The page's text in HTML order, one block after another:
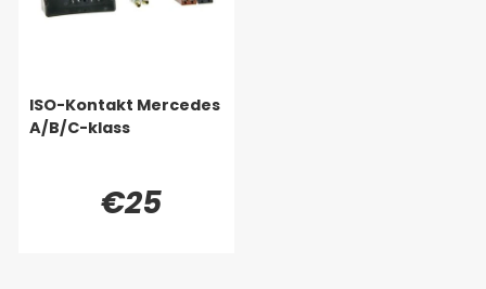
ISO-Kontakt Mercedes
A/B/C-klass
€25